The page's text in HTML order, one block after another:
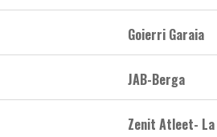
Goierri Garaia
JAB-Berga
Zenit Atleet-